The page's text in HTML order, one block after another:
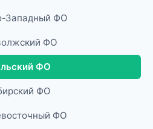
Западный ФО
ФО
ФО
ФО
ФО